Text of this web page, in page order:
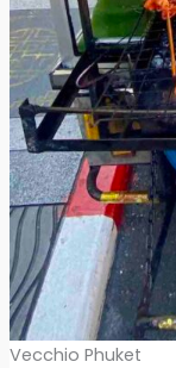
Vecchio Phuket